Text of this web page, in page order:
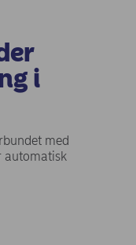
i
med
automatisk